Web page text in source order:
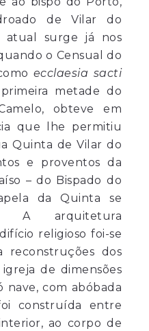
de Vilar do
atual surge já nos
o Censual do
ecclaesia sacti
metade do
obteve em
que lhe permitiu
Quinta de Vilar do
e proventos da
– do Bispado do
da Quinta se
A arquitetura
religioso foi-se
reconstruções dos
de dimensões
nave, com abóbada
construída entre
ao corpo de